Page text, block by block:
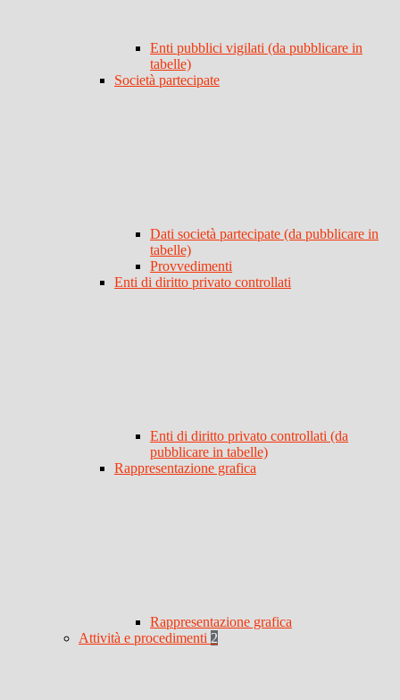
Enti pubblici vigilati (da pubblicare in
tabelle)
Società partecipate
Dati società partecipate (da pubblicare in
tabelle)
Provvedimenti
Enti di diritto privato controllati
Enti di diritto privato controllati (da
pubblicare in tabelle)
Rappresentazione grafica
Rappresentazione grafica
Attività e procedimenti 2